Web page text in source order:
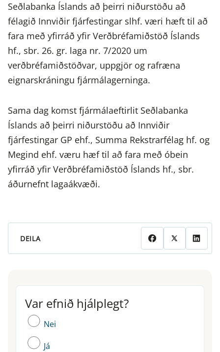
Seðlabanka Íslands að þeirri niðurstöðu að
félagið Innviðir fjárfestingar slhf. væri hæft til að
fara með yfirráð yfir Verðbréfamiðstöð Íslands
hf., sbr. 26. gr. laga nr. 7/2020 um
verðbréfamiðstöðvar, uppgjör og rafræna
eignarskráningu fjármálagerninga.
Sama dag komst fjármálaeftirlit Seðlabanka
Íslands að þeirri niðurstöðu að Innviðir
fjárfestingar GP ehf., Summa Rekstrarfélag hf. og
Megind ehf. væru hæf til að fara með óbein
yfirráð yfir Verðbréfamiðstöð Íslands hf., sbr.
áðurnefnt lagaákvæði.
DEILA
Var efnið hjálplegt?
Var efnið hjálplegt?
Nei
Já